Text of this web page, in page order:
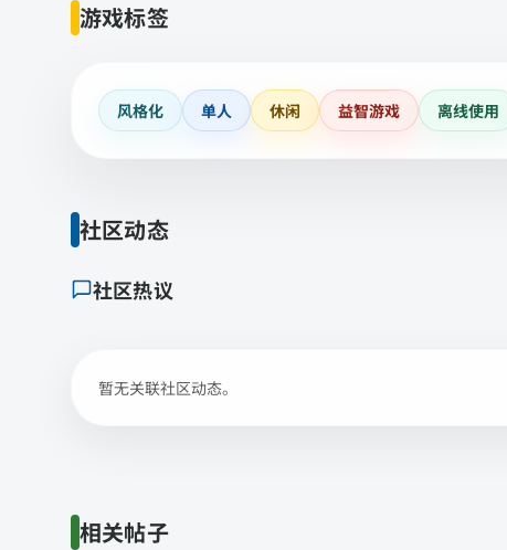
游戏标签
风格化 单人 休闲 益智游戏 离线使用
社区动态
社区热议
暂无关联社区动态。
相关帖子